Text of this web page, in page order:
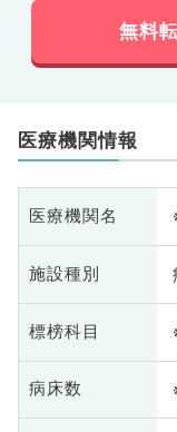
無料
医療機関情報
医療機関名
施設種別
標榜科目
病床数